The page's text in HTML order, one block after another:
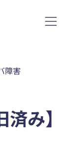
障害
み】